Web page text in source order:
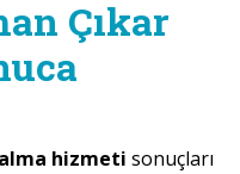
Çıkar
hizmeti sonuçları